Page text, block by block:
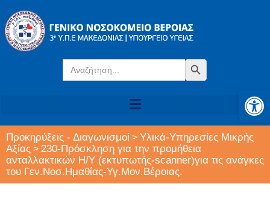
Search
for:
Search Button
Προκηρύξεις - Διαγωνισμοί > Υλικά-Υπηρεσίες Μικρής
Αξίας > 230-Πρόσκληση για την προμήθεια
ανταλλακτικών Η/Υ (εκτυπωτής-scanner)για τις ανάγκες
του Γεν.Νοσ.Ημαθίας-Υγ.Μον.Βέροιας.